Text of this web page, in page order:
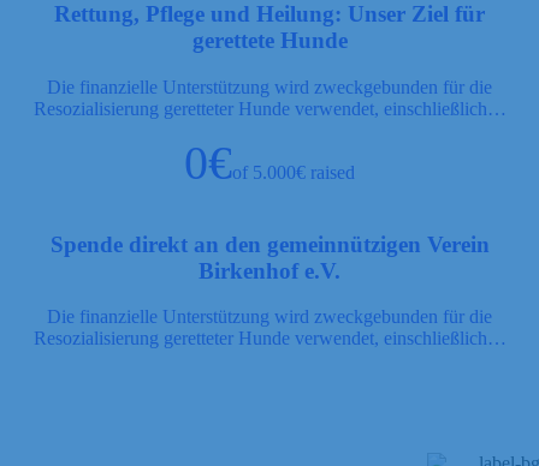
Rettung, Pflege und Heilung: Unser Ziel für
gerettete Hunde
Die finanzielle Unterstützung wird zweckgebunden für die
Resozialisierung geretteter Hunde verwendet, einschließlich…
0€of 5.000€ raised
Spende direkt an den gemeinnützigen Verein
Birkenhof e.V.
Die finanzielle Unterstützung wird zweckgebunden für die
Resozialisierung geretteter Hunde verwendet, einschließlich…